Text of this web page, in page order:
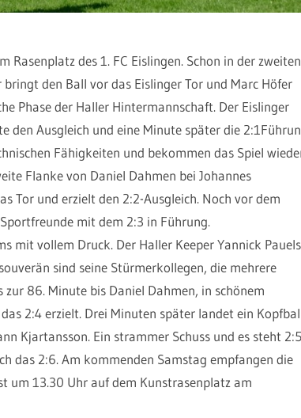
des 1. FC Eislingen. Schon in der zweiten
den Ball vor das Eislinger Tor und Marc Höfer
Phase der Haller Hintermannschaft. Der Eislinger
den Ausgleich und eine Minute später die
nischen Fähigkeiten und bekommen das Spiel
Flanke von Daniel Dahmen bei Johannes
Tor und erzielt den 2:2-Ausgleich. Noch vor dem
mit dem 2:3 in Führung.
mit vollem Druck. Der Haller Keeper Yannick Pauels
sind seine Stürmerkollegen, die mehrere
86. Minute bis Daniel Dahmen, in schönem
2:4 erzielt. Drei Minuten später landet ein
Kjartansson. Ein strammer Schuss und es steht
das 2:6. Am kommenden Samstag empfangen die
um 13.30 Uhr auf dem Kunstrasenplatz am